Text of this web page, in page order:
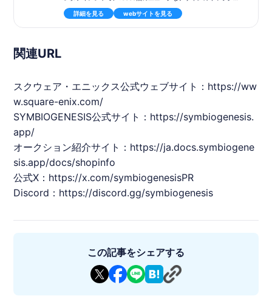
ーNFTとストーリー解放型のゲームプレイを提供します。各キャ
ラクターが持つ物語を解放しながら、浮遊大陸に隠されたアイテ
ムを探し、ワールドミッションへの参加を目指します。全6章の
ゲームの流れ
・メインストーリーやミッションを進めて、全６章の物語をクリ
アします。
・浮遊大陸に隠されたアイテムを探し出すクエストのクリアをめ
ざします。
‍クエストとは
・隠されたアイテムを探すクエストは、難易度が高く、全プレイ
ヤーと協力しあって情報を共有し攻略する必要がああります。
・クエストは章とは関係なく遊べますが、章が追加されるごとに
クエストも追加されます。
ヤーと協力してキャラクターが持つ物語を解放します。
・ヒントを元に浮遊大陸に隠されたアイテムを見つけ出します。
・最後のミッション（ワールドミッション）に参加し、物語の結
末を決定します。
・ワールドミッションに参加するには、全6章で構成されるメイ
詳細を見る webサイトを見る
関連URL
スクウェア・エニックス公式ウェブサイト： https://ww
w.square-enix.com/
SYMBIOGENESIS公式サイト： https://symbiogenesis.
app/
オークション紹介サイト： https://ja.docs.symbiogene
sis.app/docs/shopinfo
公式X： https://x.com/symbiogenesisPR
Discord： https://discord.gg/symbiogenesis
この記事をシェアする